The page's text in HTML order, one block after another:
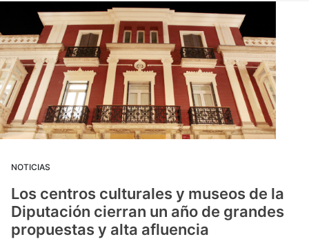
NOTICIAS
Los centros culturales y museos de la
Diputación cierran un año de grandes
propuestas y alta afluencia